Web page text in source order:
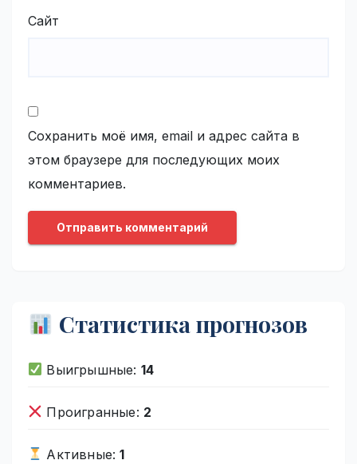
Сайт
Сохранить моё имя, email и адрес сайта в
этом браузере для последующих моих
комментариев.
Статистика прогнозов
Выигрышные: 14
Проигранные: 2
Активные:1